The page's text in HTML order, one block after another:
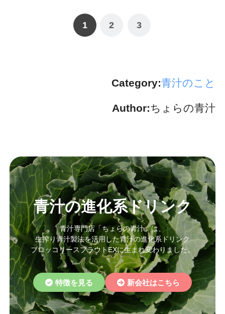
1 2 3
Category:青汁のこと
Author:ちょらの青汁
青汁の進化系ドリンク
青汁専門店「ちょらの青汁」は、
生搾り青汁製法を活用した青汁の進化系ドリンク
ブロッコリースプラウトEXに生まれ変わりました。
特徴を見る 新会社はこちら